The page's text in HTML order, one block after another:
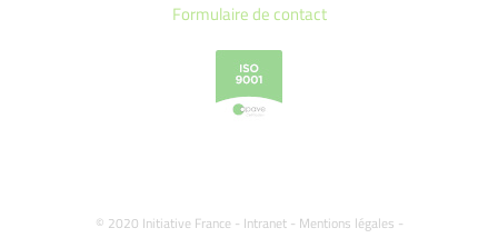
Formulaire de contact
© 2020 Initiative France - Intranet- Mentions légales -